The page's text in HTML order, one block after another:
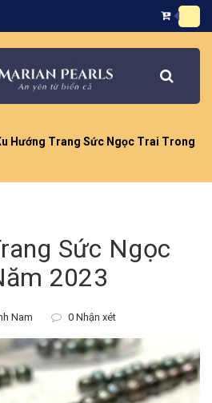
Hướng Trang Sức Ngọc Trai Trong
Sức Ngọc
2023
Nam 0 Nhận xét